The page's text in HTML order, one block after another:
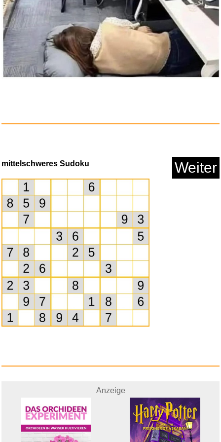
mittelschweres Sudoku Weiter
Anzeige